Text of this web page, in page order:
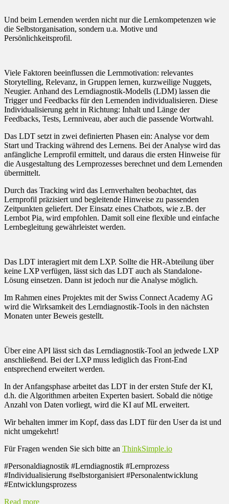
Und beim Lernenden werden nicht nur die Lernkompetenzen wie
die Selbstorganisation, sondern u.a. Motive und
Persönlichkeitsprofil.
Viele Faktoren beeinflussen die Lernmotivation: relevantes
Storytelling, Relevanz, in Gruppen lernen, kurzweilige Nuggets,
Neugier. Anhand des Lerndiagnostik-Modells (LDM) lassen die
Trigger und Feedbacks für den Lernenden individualisieren. Diese
Individualisierung geht in Richtung: Inhalt und Länge der
Feedbacks, Tests, Lernniveau, aber auch die passende Wortwahl.
Das LDT setzt in zwei definierten Phasen ein: Analyse vor dem
Start und Tracking während des Lernens. Bei der Analyse wird das
anfängliche Lernprofil ermittelt, und daraus die ersten Hinweise für
die Ausgestaltung des Lernprozesses berechnet und dem Lernenden
übermittelt.
Durch das Tracking wird das Lernverhalten beobachtet, das
Lernprofil präzisiert und begleitende Hinweise zu passenden
Zeitpunkten geliefert. Der Einsatz eines Chatbots, wie z.B. der
Lernbot Pia, wird empfohlen. Damit soll eine flexible und einfache
Lernbegleitung gewährleistet werden.
Das LDT interagiert mit dem LXP. Sollte die HR-Abteilung über
keine LXP verfügen, lässt sich das LDT auch als Standalone-
Lösung einsetzen. Dann ist jedoch nur die Analyse möglich.
Im Rahmen eines Projektes mit der Swiss Connect Academy AG
wird die Wirksamkeit des Lerndiagnostik-Tools in den nächsten
Monaten unter Beweis gestellt.
Über eine API lässt sich das Lerndiagnostik-Tool an jedwede LXP
anschließend. Bei der LXP muss lediglich das Front-End
entsprechend erweitert werden.
In der Anfangsphase arbeitet das LDT in der ersten Stufe der KI,
d.h. die Algorithmen arbeiten Experten basiert. Sobald die nötige
Anzahl von Daten vorliegt, wird die KI auf ML erweitert.
Wir behalten immer im Kopf, dass das LDT für den User da ist und
nicht umgekehrt!
Für Fragen wenden Sie sich bitte an ThinkSimple.io
#Personaldiagnostik #Lerndiagnostik #Lernprozess
#Individualisierung #selbstorganisiert #Personalentwicklung
#Entwicklungsprozess
Read more